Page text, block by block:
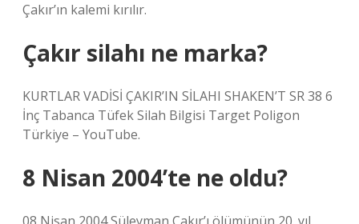
Çakır’ın kalemi kırılır.
Çakır silahı ne marka?
KURTLAR VADİSİ ÇAKIR’IN SİLAHI SHAKEN’T SR 38 6
İnç Tabanca Tüfek Silah Bilgisi Target Poligon
Türkiye – YouTube.
8 Nisan 2004’te ne oldu?